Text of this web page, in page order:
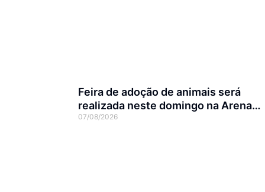
Feira de adoção de animais será
realizada neste domingo na Arena
Joinville
07/08/2026